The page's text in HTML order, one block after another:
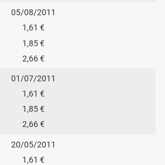
05/08/2011
1,61 €
1,85 €
2,66 €
01/07/2011
1,61 €
1,85 €
2,66 €
20/05/2011
1,61 €